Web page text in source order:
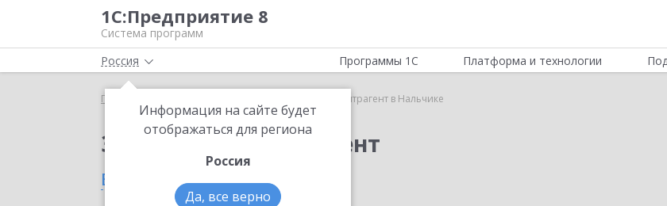
1С:Предприятие 8
Система программ
Россия
Информация на сайте будет
отображаться для региона
Россия
Да, все верно
Программы 1С Платформа и технологии
Главная 1С:Контрагент в Нальчике
Заказать 1С:Контрагент
в Нальчике